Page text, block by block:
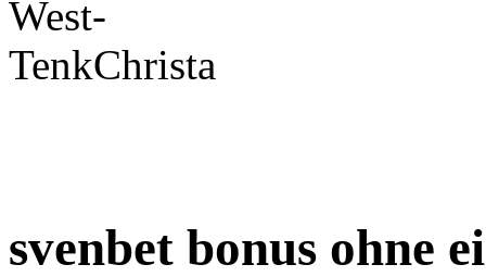
svenbet bonus ohne